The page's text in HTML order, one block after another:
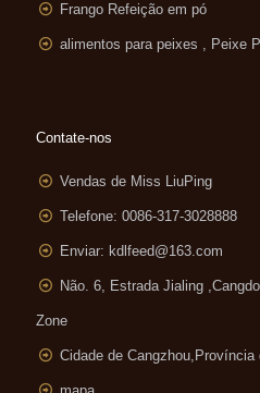
Frango Refeição em pó
alimentos para peixes , Peixe
Contate-nos
Vendas de Miss LiuPing
Telefone: 0086-317-3028888
Enviar: kdlfeed@163.com
Não. 6, Estrada Jialing ,
Zone
Cidade de Cangzhou,Província